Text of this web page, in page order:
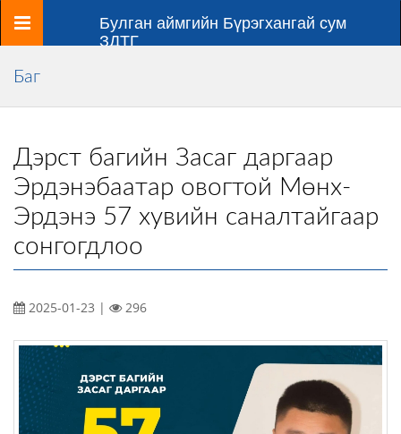
Цэс
Булган аймгийн Бүрэгхангай сум
ЗДТГ
Баг
Дэрст багийн Засаг даргаар
Эрдэнэбаатар овогтой Мөнх-
Эрдэнэ 57 хувийн саналтайгаар
сонгогдлоо
2025-01-23 | 296